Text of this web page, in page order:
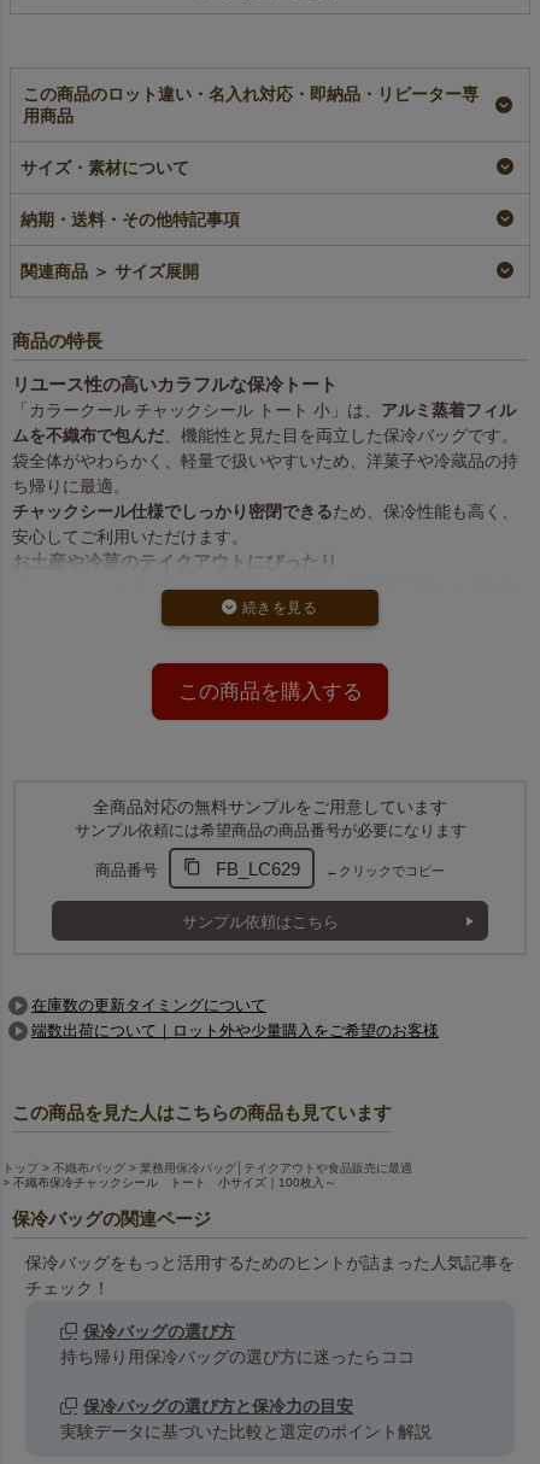
この商品のロット違い・名入れ対応・即納品・リピーター専
用商品
【名入れ大ロット】不
織布保冷チャックシー
上専用）
大ロット名入れ
¥11,286税込 〜
【名入れ／リピーター
リピーター専用名入れ
¥11,913税込 〜
【小ロット】不織布保
冷チャックシール ト
¥2,310税込 〜
サイズ・素材について
納期・送料・その他特記事項
関連商品 ＞ サイズ展開
商品の特長
リユース性の高いカラフルな保冷トート
「カラークール チャックシール トート 小」は、 アルミ蒸着フィル
ムを不織布で包んだ 、機能性と見た目を両立した保冷バッグです。
袋全体がやわらかく、軽量で扱いやすいため、洋菓子や冷蔵品の持
ち帰りに最適。
チャックシール仕様でしっかり密閉できるため、保冷性能も高く、
安心してご利用いただけます。
お土産や冷菓のテイクアウトにぴったり
プリン・シューアイスなどの冷菓、海産物や精肉加工品などの
にもおすすめです。
持ち手付きで持ち運びやすい
丈夫な不織布素材の持ち手が付いており、持ち帰りがしやすく、
客様にも喜ばれる仕様
小型サイズでも機能は充実。
カラーで選んで、店舗や季節の雰囲気に合わせた保冷包装が可能で
チャックシール部 トート内部
中身を入れる様子
この商品を購入する
全商品対応の無料サンプルをご用意しています
サンプル依頼には希望商品の商品番号が必要になります
商品番号 FB_LC629 ←クリックでコピー
サンプル依頼はこちら
在庫数の更新タイミングについて
端数出荷について｜ロット外や少量購入をご希望のお客様
この商品を見た人はこちらの商品も見ています
トップ 不織布バッグ
業務用保冷バッグ│テイクアウトや食品販売に最適
不織布保冷チャックシール トート 小サイズ｜100枚入～
保冷バッグの関連ページ
保冷バッグをもっと活用するためのヒントが詰まった人気記事を
チェック！
保冷バッグの選び方
持ち帰り用保冷バッグの選び方に迷ったらココ
保冷バッグの選び方と保冷力の目安
実験データに基づいた比較と選定のポイント解説